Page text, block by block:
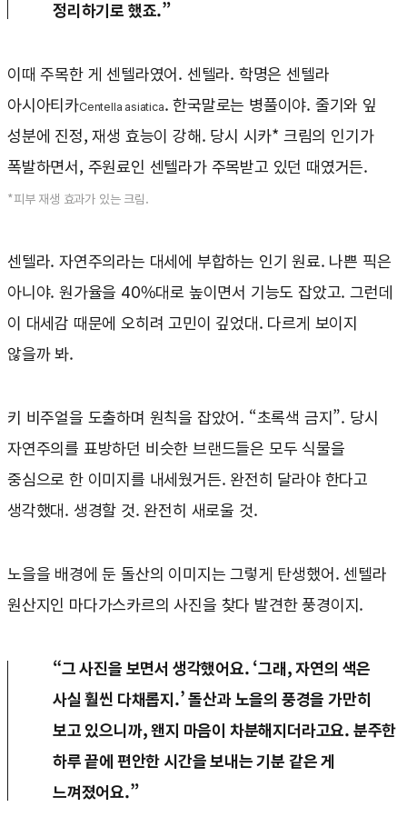
정리하기로 했죠.”
이때 주목한 게 센텔라였어. 센텔라. 학명은 센텔라
아시아티카Centella asiatica. 한국말로는 병풀이야. 줄기와 잎
성분에 진정, 재생 효능이 강해. 당시 시카* 크림의 인기가
폭발하면서, 주원료인 센텔라가 주목받고 있던 때였거든.
*피부 재생 효과가 있는 크림.
센텔라. 자연주의라는 대세에 부합하는 인기 원료. 나쁜 픽은
아니야. 원가율을 40%대로 높이면서 기능도 잡았고. 그런데
이 대세감 때문에 오히려 고민이 깊었대. 다르게 보이지
않을까 봐.
키 비주얼을 도출하며 원칙을 잡았어. “초록색 금지”. 당시
자연주의를 표방하던 비슷한 브랜드들은 모두 식물을
중심으로 한 이미지를 내세웠거든. 완전히 달라야 한다고
생각했대. 생경할 것. 완전히 새로울 것.
노을을 배경에 둔 돌산의 이미지는 그렇게 탄생했어. 센텔라
원산지인 마다가스카르의 사진을 찾다 발견한 풍경이지.
“그 사진을 보면서 생각했어요. ‘그래, 자연의 색은
사실 훨씬 다채롭지.’ 돌산과 노을의 풍경을 가만히
보고 있으니까, 왠지 마음이 차분해지더라고요. 분주한
하루 끝에 편안한 시간을 보내는 기분 같은 게
느껴졌어요.”